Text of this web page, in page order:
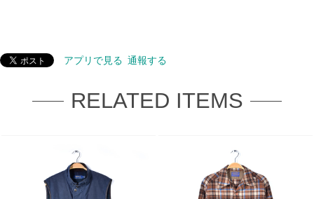
アプリで見る 通報する
RELATED ITEMS